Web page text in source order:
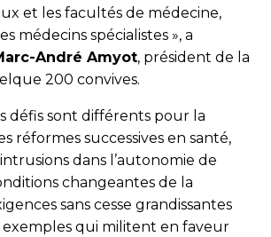
et les facultés de médecine,
médecins spécialistes », a
André Amyot, président de la
200 convives.
défis sont différents pour la
réformes successives en santé,
dans l’autonomie de
changeantes de la
sans cesse grandissantes
qui militent en faveur